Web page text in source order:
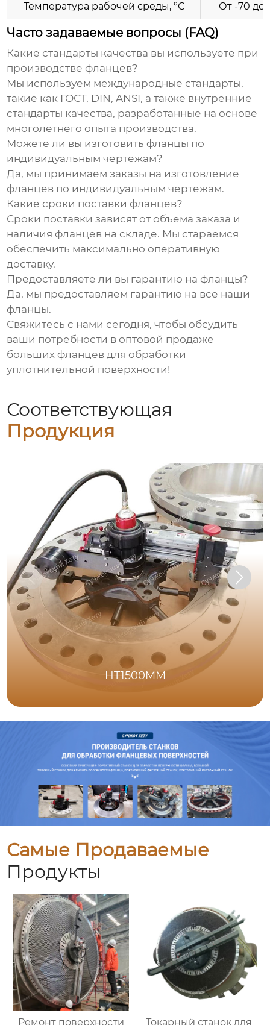
Температура рабочей среды, °С От -70 до
Часто задаваемые вопросы (FAQ)
Какие стандарты качества вы используете при
производстве фланцев?
Мы используем международные стандарты,
такие как ГОСТ, DIN, ANSI, а также внутренние
стандарты качества, разработанные на основе
многолетнего опыта производства.
Можете ли вы изготовить фланцы по
индивидуальным чертежам?
Да, мы принимаем заказы на изготовление
фланцев по индивидуальным чертежам.
Какие сроки поставки фланцев?
Сроки поставки зависят от объема заказа и
наличия фланцев на складе. Мы стараемся
обеспечить максимально оперативную
доставку.
Предоставляете ли вы гарантию на фланцы?
Да, мы предоставляем гарантию на все наши
фланцы.
Свяжитесь с нами сегодня, чтобы обсудить
ваши потребности в оптовой продаже
больших фланцев для обработки
уплотнительной поверхности!
Соответствующая
Продукция
HT1500MM
Самые Продаваемые
Продукты
Ремонт поверхности Токарный станок для